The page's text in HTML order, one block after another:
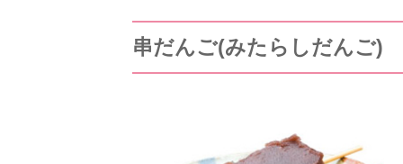
串だんご(みたらしだんご)